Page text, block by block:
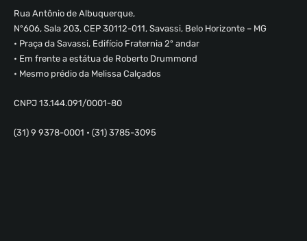
Rua Antônio de Albuquerque,
Nº606, Sala 203, CEP 30112-011, Savassi, Belo Horizonte – MG
• Praça da Savassi, Edifício Fraternia 2º andar
• Em frente a estátua de Roberto Drummond
• Mesmo prédio da Melissa Calçados
CNPJ 13.144.091/0001-80
(31) 9 9378-0001 • (31) 3785-3095